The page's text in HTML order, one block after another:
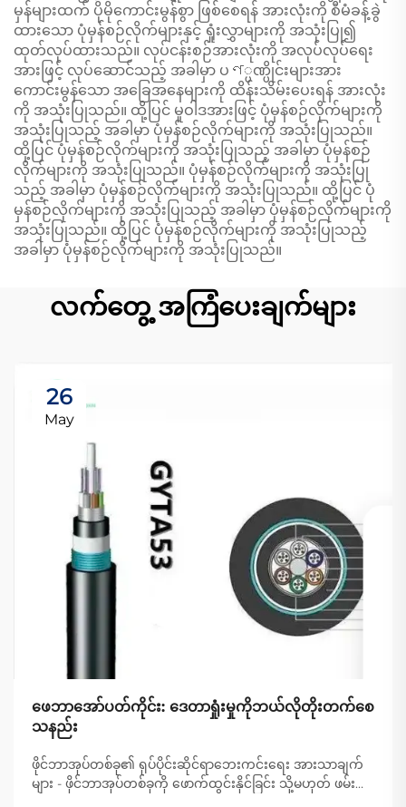
မှန်များထက် ပိုမိုကောင်းမွန်စွာ ဖြစ်စေရန် အားလုံးကို စီမံခန့်ခွဲ
ထားသော ပုံမှန်စဉ်လိုက်များနှင့် ရှုံးလွှာများကို အသုံးပြု၍
ထုတ်လုပ်ထားသည်။ လုပ်ငန်းစဉ်အားလုံးကို အလုပ်လုပ်ရေး
အားဖြင့် လုပ်ဆောင်သည့် အခါမှာ ပণ္ပဏ္ပိုင်းများအား
ကောင်းမွန်သော အခြေအနေများကို ထိန်းသိမ်းပေးရန် အားလုံး
ကို အသုံးပြုသည်။ ထို့ပြင် မူဝါဒအားဖြင့် ပုံမှန်စဉ်လိုက်များကို
အသုံးပြုသည့် အခါမှာ ပုံမှန်စဉ်လိုက်များကို အသုံးပြုသည်။
ထို့ပြင် ပုံမှန်စဉ်လိုက်များကို အသုံးပြုသည့် အခါမှာ ပုံမှန်စဉ်
လိုက်များကို အသုံးပြုသည်။ ပုံမှန်စဉ်လိုက်များကို အသုံးပြု
သည့် အခါမှာ ပုံမှန်စဉ်လိုက်များကို အသုံးပြုသည်။ ထို့ပြင် ပုံ
မှန်စဉ်လိုက်များကို အသုံးပြုသည့် အခါမှာ ပုံမှန်စဉ်လိုက်များကို
အသုံးပြုသည်။ ထို့ပြင် ပုံမှန်စဉ်လိုက်များကို အသုံးပြုသည့်
အခါမှာ ပုံမှန်စဉ်လိုက်များကို အသုံးပြုသည်။
လက်တွေ့ အကြံပေးချက်များ
26
May
ဖေဘာအော်ပတ်ကိုင်း: ဒေတာရှုံးမှုကိုဘယ်လိုတိုးတက်စေ
သနည်း
ဖိုင်ဘာအုပ်တစ်ခု၏ ရုပ်ပိုင်းဆိုင်ရာဘေးကင်းရေး အားသာချက်
များ - ဖိုင်ဘာအုပ်တစ်ခုကို ဖောက်ထွင်းနိုင်ခြင်း သို့မဟုတ် ဖမ်းယူ